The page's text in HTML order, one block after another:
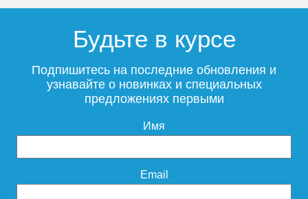
Будьте в курсе
Подпишитесь на последние обновления и
узнавайте о новинках и специальных
предложениях первыми
Имя
Email